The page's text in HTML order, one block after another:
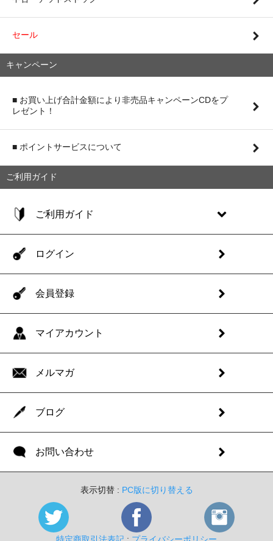
セール
キャンペーン
■ お買い上げ合計金額により非売品キャンペーンCDをプ
レゼント！
■ ポイントサービスについて
ご利用ガイド
ご利用ガイド
ログイン
会員登録
マイアカウント
メルマガ
ブログ
お問い合わせ
表示切替 : PC版に切り替える